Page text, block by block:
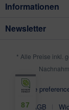
Informationen
Newsletter
* Alle Preise inkl.
Cookie
AGB
87